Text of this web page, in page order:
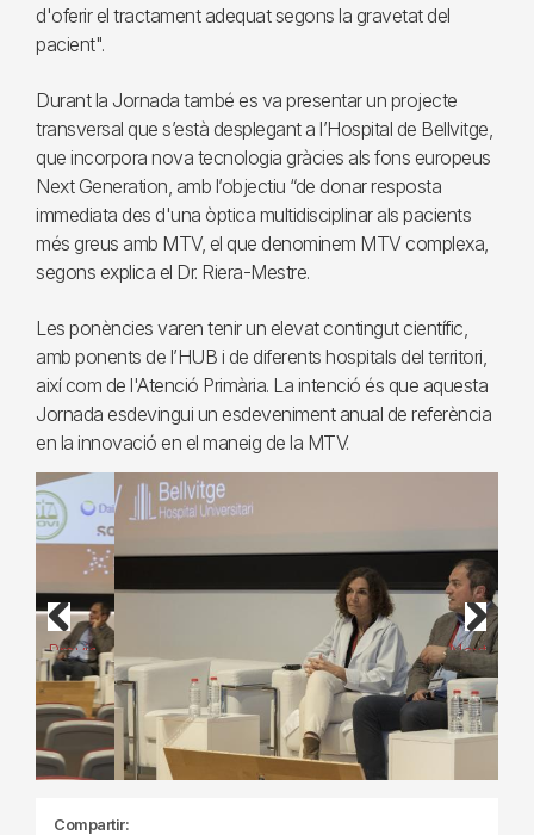
d'oferir el tractament adequat segons la gravetat del
pacient".
Durant la Jornada també es va presentar un projecte
transversal que s’està desplegant a l’Hospital de Bellvitge,
que incorpora nova tecnologia gràcies als fons europeus
Next Generation, amb l’objectiu “de donar resposta
immediata des d'una òptica multidisciplinar als pacients
més greus amb MTV, el que denominem MTV complexa,
segons explica el Dr. Riera-Mestre.
Les ponències varen tenir un elevat contingut científic,
amb ponents de l’HUB i de diferents hospitals del territori,
així com de l'Atenció Primària. La intenció és que aquesta
Jornada esdevingui un esdeveniment anual de referència
en la innovació en el maneig de la MTV.
Previous Next
Compartir: